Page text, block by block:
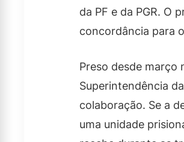
da PF e da PGR. O
concordância para
Preso desde março
Superintendência
colaboração. Se a
uma unidade